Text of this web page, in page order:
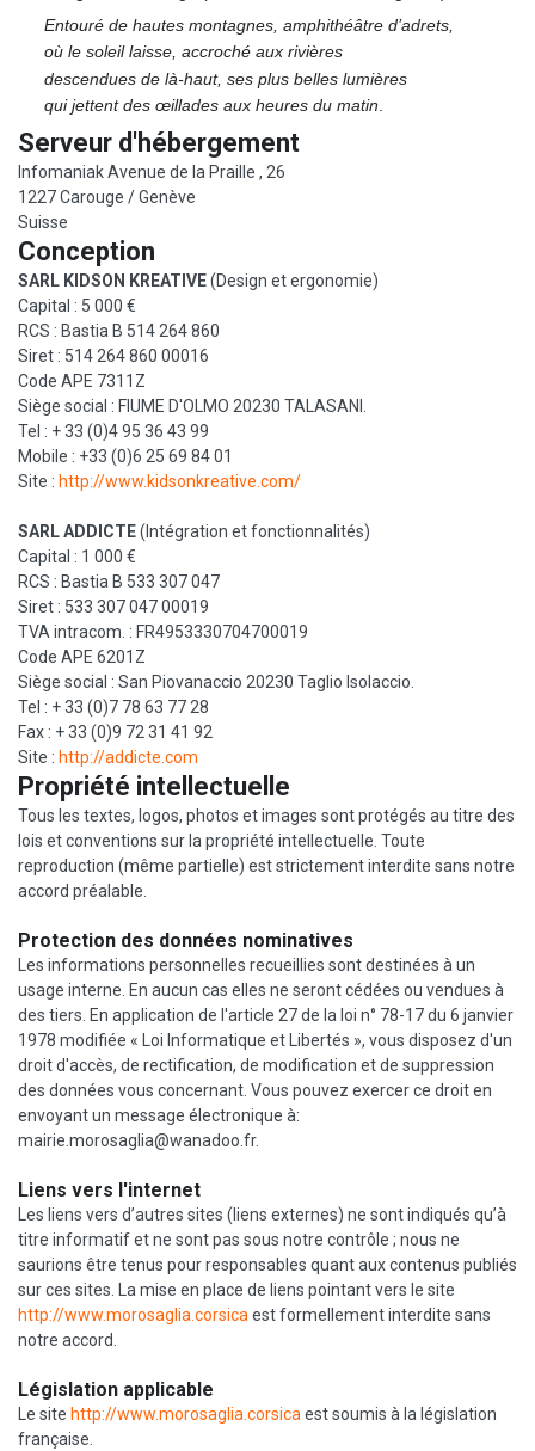
Entouré de hautes montagnes, amphithéâtre d’adrets,
où le soleil laisse, accroché aux rivières
descendues de là-haut, ses plus belles lumières
qui jettent des œillades aux heures du matin
Serveur d'hébergement
Infomaniak Avenue de la Praille , 26
1227 Carouge / Genève
Suisse
Conception
SARL KIDSON KREATIVE(Design et ergonomie)
Capital : 5 000 €
RCS : Bastia B 514 264 860
Siret : 514 264 860 00016
Code APE 7311Z
Siège social : FIUME D'OLMO 20230 TALASANI.
Tel : + 33 (0)4 95 36 43 99
Mobile : +33 (0)6 25 69 84 01
Site : http://www.kidsonkreative.com/
SARL ADDICTE(Intégration et fonctionnalités)
Capital : 1 000 €
RCS : Bastia B 533 307 047
Siret : 533 307 047 00019
TVA intracom. : FR4953330704700019
Code APE 6201Z
Siège social : San Piovanaccio 20230 Taglio Isolaccio.
Tel : + 33 (0)7 78 63 77 28
Fax : + 33 (0)9 72 31 41 92
Site : http://addicte.com
Propriété intellectuelle
Tous les textes, logos, photos et images sont protégés au titre des
lois et conventions sur la propriété intellectuelle. Toute
reproduction (même partielle) est strictement interdite sans notre
accord préalable.
Protection des données nominatives
Les informations personnelles recueillies sont destinées à un
usage interne. En aucun cas elles ne seront cédées ou vendues à
des tiers. En application de l'article 27 de la loi n° 78-17 du 6 janvier
1978 modifiée « Loi Informatique et Libertés », vous disposez d'un
droit d'accès, de rectification, de modification et de suppression
des données vous concernant. Vous pouvez exercer ce droit en
envoyant un message électronique à:
mairie.morosaglia@wanadoo.fr.
Liens vers l'internet
Les liens vers d’autres sites (liens externes) ne sont indiqués qu’à
titre informatif et ne sont pas sous notre contrôle ; nous ne
saurions être tenus pour responsables quant aux contenus publiés
sur ces sites. La mise en place de liens pointant vers le site
http://www.morosaglia.corsica est formellement interdite sans
notre accord.
Législation applicable
Le site http://www.morosaglia.corsica est soumis à la législation
française.